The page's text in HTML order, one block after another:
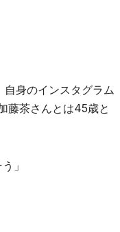
身のインスタグラム
藤茶さんとは45歳と
」